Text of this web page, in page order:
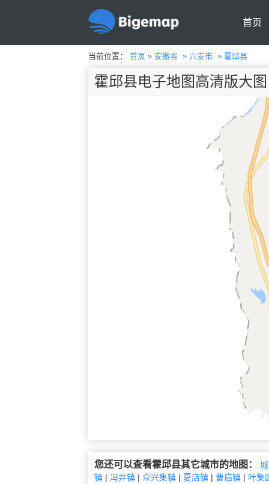
首页
当前位置： 首页» 安徽省 » 六安市» 霍邱县
霍邱县电子地图高清版大图
您还可以查看霍邱县其它城市的地图：
镇| 冯井镇| 众兴集镇| 夏店镇| 曹庙镇| 叶集